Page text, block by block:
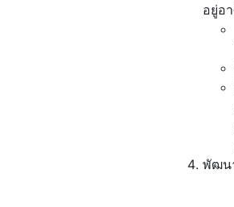
อยู่อ
พัฒน